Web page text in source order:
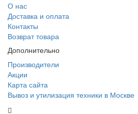
О нас
Доставка и оплата
Контакты
Возврат товара
Дополнительно
Производители
Акции
Карта сайта
Вывоз и утилизация техники в Москве